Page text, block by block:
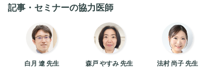
記事・セミナーの協力医師
白月 遼 先生 森戸 やすみ 先生 法村 尚子 先生